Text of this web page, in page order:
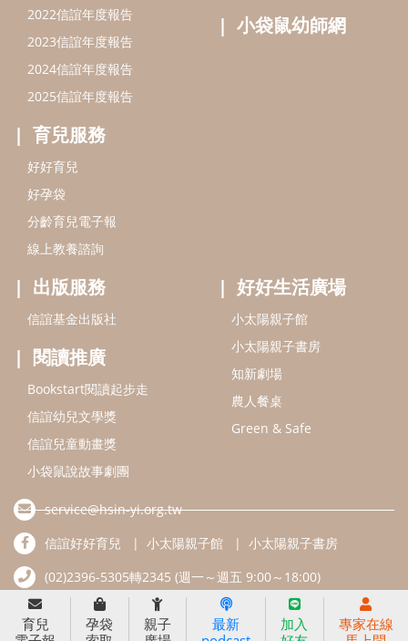
2022信誼年度報告
2023信誼年度報告
2024信誼年度報告
2025信誼年度報告
育兒服務
好好育兒
好孕袋
分齡育兒電子報
線上教養諮詢
小袋鼠幼師網
出版服務
信誼基金出版社
閱讀推廣
Bookstart閱讀起步走
信誼幼兒文學獎
信誼兒童動畫獎
小袋鼠說故事劇團
好好生活廣場
小太陽親子館
小太陽親子書房
知新劇場
農人餐桌
Green & Safe
service@hsin-yi.org.tw
信誼好好育兒
小太陽親子館
小太陽親子書房
(02)2396-5305轉2345 (週一～週五 9:00～18:00)
認識信誼 合作洽談 智慧財產權聲明
育兒
孕袋
親子
最新
加入
專家在線